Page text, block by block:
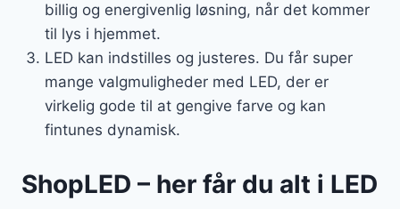
billig og energivenlig løsning, når det kommer
til lys i hjemmet.
LED kan indstilles og justeres. Du får super
mange valgmuligheder med LED, der er
virkelig gode til at gengive farve og kan
fintunes dynamisk.
ShopLED – her får du alt i LED